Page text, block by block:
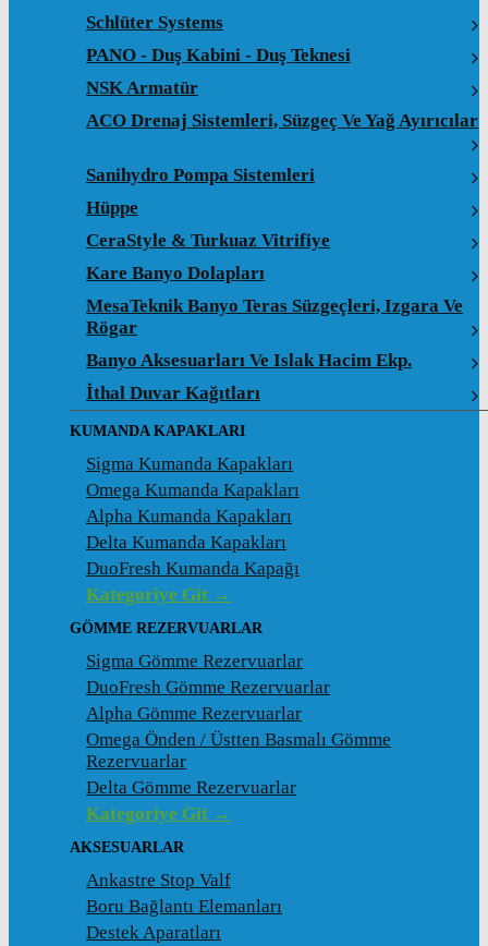
Schlüter Systems
PANO - Duş Kabini - Duş Teknesi
NSK Armatür
ACO Drenaj Sistemleri, Süzgeç Ve Yağ Ayırıcılar
Sanihydro Pompa Sistemleri
Hüppe
CeraStyle & Turkuaz Vitrifiye
Kare Banyo Dolapları
MesaTeknik Banyo Teras Süzgeçleri, Izgara Ve
Rögar
Banyo Aksesuarları Ve Islak Hacim Ekp.
İthal Duvar Kağıtları
KUMANDA KAPAKLARI
Sigma Kumanda Kapakları
Omega Kumanda Kapakları
Alpha Kumanda Kapakları
Delta Kumanda Kapakları
DuoFresh Kumanda Kapağı
Kategoriye Git →
GÖMME REZERVUARLAR
Sigma Gömme Rezervuarlar
DuoFresh Gömme Rezervuarlar
Alpha Gömme Rezervuarlar
Omega Önden / Üstten Basmalı Gömme
Rezervuarlar
Delta Gömme Rezervuarlar
Kategoriye Git →
AKSESUARLAR
Ankastre Stop Valf
Boru Bağlantı Elemanları
Destek Aparatları